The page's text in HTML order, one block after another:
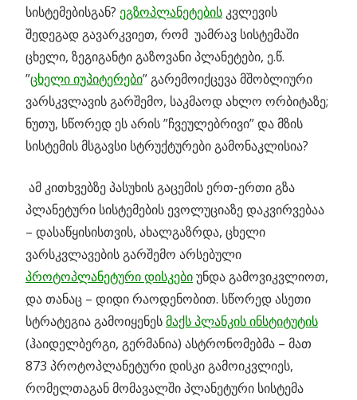
სისტემებისგან? ეგზოპლანეტების კვლევის
შედეგად გავარკვიეთ, რომ უამრავ სისტემაში
ცხელი, ზეგიგანტი გაზოვანი პლანეტები, ე.წ.
”ცხელი იუპიტერები” გარემოიქცევა მშობლიური
ვარსკვლავის გარშემო, საკმაოდ ახლო ორბიტაზე;
ნუთუ, სწორედ ეს არის ”ჩვეულებრივი” და მზის
სისტემის მსგავსი სტრუქტურები გამონაკლისია?
ამ კითხვებზე პასუხის გაცემის ერთ-ერთი გზა
პლანეტური სისტემების ევოლუციაზე დაკვირვებაა
– დასაწყისისთვის, ახალგაზრდა, ცხელი
ვარსკვლავების გარშემო არსებული
პროტოპლანეტური დისკებიუნდა გამოვიკვლიოთ,
და თანაც – დიდი რაოდენობით. სწორედ ასეთი
სტრატეგია გამოიყენესმაქს პლანკის ინსტიტუტის
(ჰაიდელბერგი, გერმანია) ასტრონომებმა – მათ
873 პროტოპლანეტური დისკი გამოიკვლიეს,
რომელთაგან მომავალში პლანეტური სისტემა